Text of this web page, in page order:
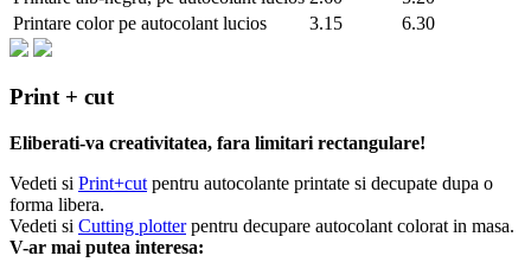
Printare color pe autocolant lucios
3.15 6.30
Print + cut
Eliberati-va creativitatea, fara limitari rectangulare!
Vedeti si Print+cut pentru autocolante printate si decupate dupa o
forma libera.
Vedeti si Cutting plotterpentru decupare autocolant colorat in masa.
V-ar mai putea interesa: